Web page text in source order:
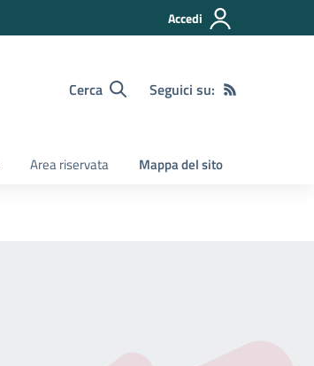
Accedi
Cerca Seguici su:
Area riservata Mappa del sito